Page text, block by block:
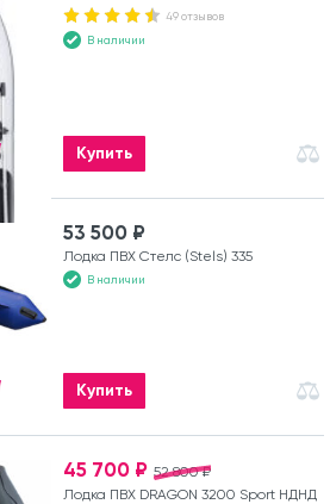
49 отзывов
В наличии
Купить
53 500 ₽
Лодка ПВХ Стелс (Stels) 335
В наличии
Купить
52 800 ₽
45 700 ₽
Лодка ПВХ DRAGON 3200 Sport НДНД